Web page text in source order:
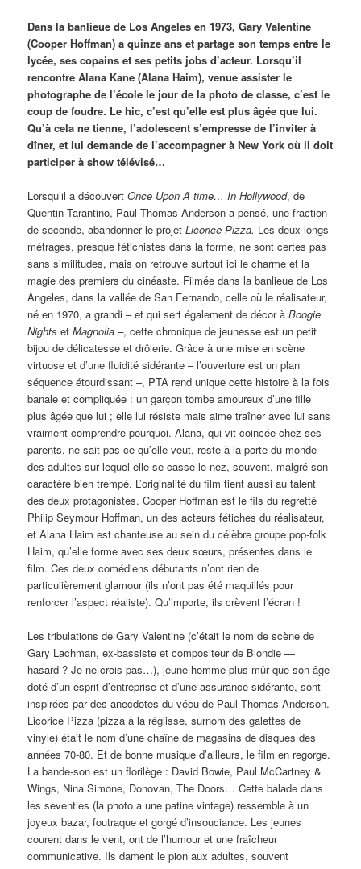
Dans la banlieue de Los Angeles en 1973, Gary Valentine
(Cooper Hoffman) a quinze ans et partage son temps entre le
lycée, ses copains et ses petits jobs d’acteur. Lorsqu’il
rencontre Alana Kane (Alana Haim), venue assister le
photographe de l’école le jour de la photo de classe, c’est le
coup de foudre. Le hic, c’est qu’elle est plus âgée que lui.
Qu’à cela ne tienne, l’adolescent s’empresse de l’inviter à
dîner, et lui demande de l’accompagner à New York où il doit
participer à show télévisé…
Lorsqu’il a découvertOnce Upon A time… In Hollywood, de
Quentin Tarantino, Paul Thomas Anderson a pensé, une fraction
de seconde, abandonner le projetLicorice Pizza. Les deux longs
métrages, presque fétichistes dans la forme, ne sont certes pas
sans similitudes, mais on retrouve surtout ici le charme et la
magie des premiers du cinéaste. Filmée dans la banlieue de Los
Angeles, dans la vallée de San Fernando, celle où le réalisateur,
né en 1970, a grandi – et qui sert également de décor àBoogie
Nights etMagnolia –, cette chronique de jeunesse est un petit
bijou de délicatesse et drôlerie. Grâce à une mise en scène
virtuose et d’une fluidité sidérante – l’ouverture est un plan
séquence étourdissant –, PTA rend unique cette histoire à la fois
banale et compliquée : un garçon tombe amoureux d’une fille
plus âgée que lui ; elle lui résiste mais aime traîner avec lui sans
vraiment comprendre pourquoi. Alana, qui vit coincée chez ses
parents, ne sait pas ce qu’elle veut, reste à la porte du monde
des adultes sur lequel elle se casse le nez, souvent, malgré son
caractère bien trempé. L’originalité du film tient aussi au talent
des deux protagonistes. Cooper Hoffman est le fils du regretté
Philip Seymour Hoffman, un des acteurs fétiches du réalisateur,
et Alana Haim est chanteuse au sein du célèbre groupe pop-folk
Haim, qu’elle forme avec ses deux sœurs, présentes dans le
film. Ces deux comédiens débutants n’ont rien de
particulièrement glamour (ils n’ont pas été maquillés pour
renforcer l’aspect réaliste). Qu’importe, ils crèvent l’écran !
Les tribulations de Gary Valentine (c’était le nom de scène de
Gary Lachman, ex-bassiste et compositeur de Blondie —
hasard ? Je ne crois pas…), jeune homme plus mûr que son âge
doté d’un esprit d’entreprise et d’une assurance sidérante, sont
inspirées par des anecdotes du vécu de Paul Thomas Anderson.
Licorice Pizza (pizza à la réglisse, surnom des galettes de
vinyle) était le nom d’une chaîne de magasins de disques des
années 70-80. Et de bonne musique d’ailleurs, le film en regorge.
La bande-son est un florilège : David Bowie, Paul McCartney &
Wings, Nina Simone, Donovan, The Doors… Cette balade dans
les seventies (la photo a une patine vintage) ressemble à un
joyeux bazar, foutraque et gorgé d’insouciance. Les jeunes
courent dans le vent, ont de l’humour et une fraîcheur
communicative. Ils dament le pion aux adultes, souvent